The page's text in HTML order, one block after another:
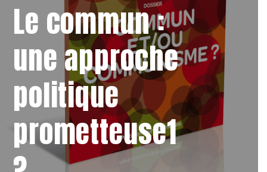
Le commun :
une approche
politique
prometteuse1